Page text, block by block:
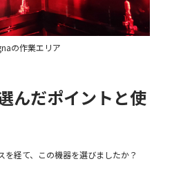
の作業エリア
んだポイントと使
を経て、この機器を選びましたか？